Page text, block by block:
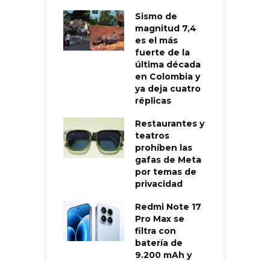
Sismo de
magnitud 7,4
es el más
fuerte de la
última década
en Colombia y
ya deja cuatro
réplicas
Restaurantes y
teatros
prohíben las
gafas de Meta
por temas de
privacidad
Redmi Note 17
Pro Max se
filtra con
batería de
9.200 mAh y